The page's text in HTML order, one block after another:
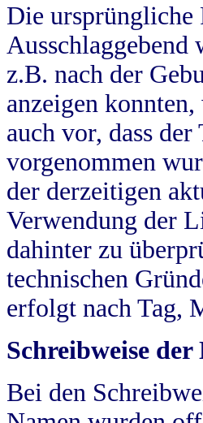
Die ursprüngliche
Ausschlaggebend
z.B. nach der
anzeigen
auch vor, dass
vorgenommen
der derzeitigen
Verwendung der
dahinter zu
technischen
erfolgt nach Tag,
Schreibweise der
Bei den